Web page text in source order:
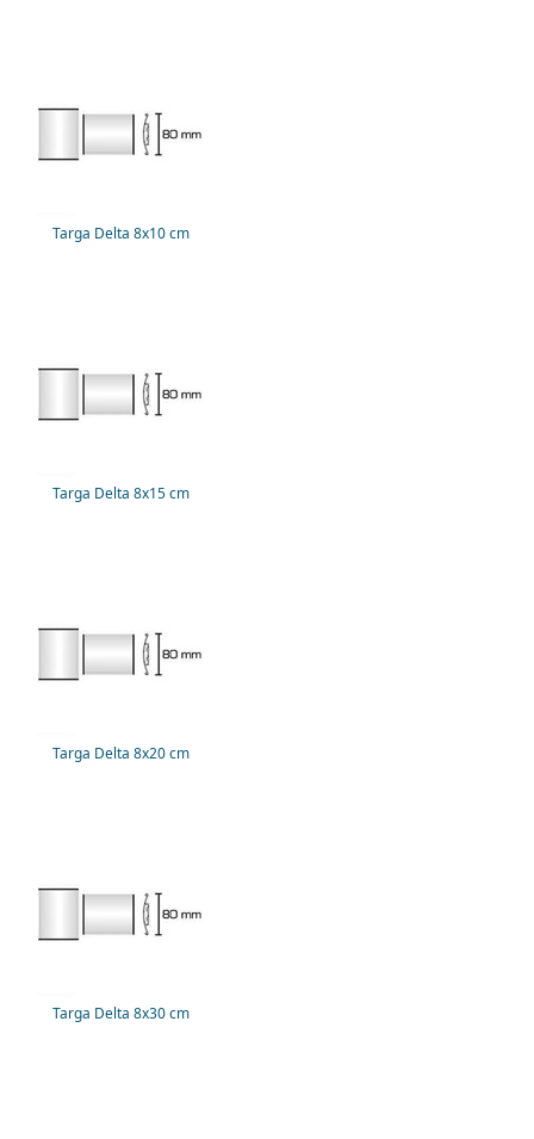
Targa Delta 8x10 cm
Targa Delta 8x15 cm
Targa Delta 8x20 cm
Targa Delta 8x30 cm